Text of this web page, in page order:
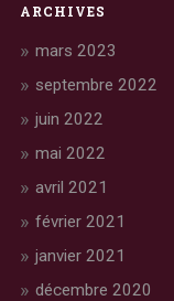
ARCHIVES
mars 2023
septembre 2022
juin 2022
mai 2022
avril 2021
février 2021
janvier 2021
décembre 2020